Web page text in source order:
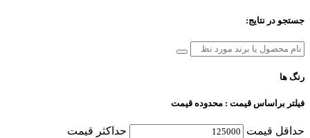
جستجو در نتایج:
رنگ ها
فیلتر براساس قیمت : محدوده قیمت
حداقل قیمت حداکثر قیمت